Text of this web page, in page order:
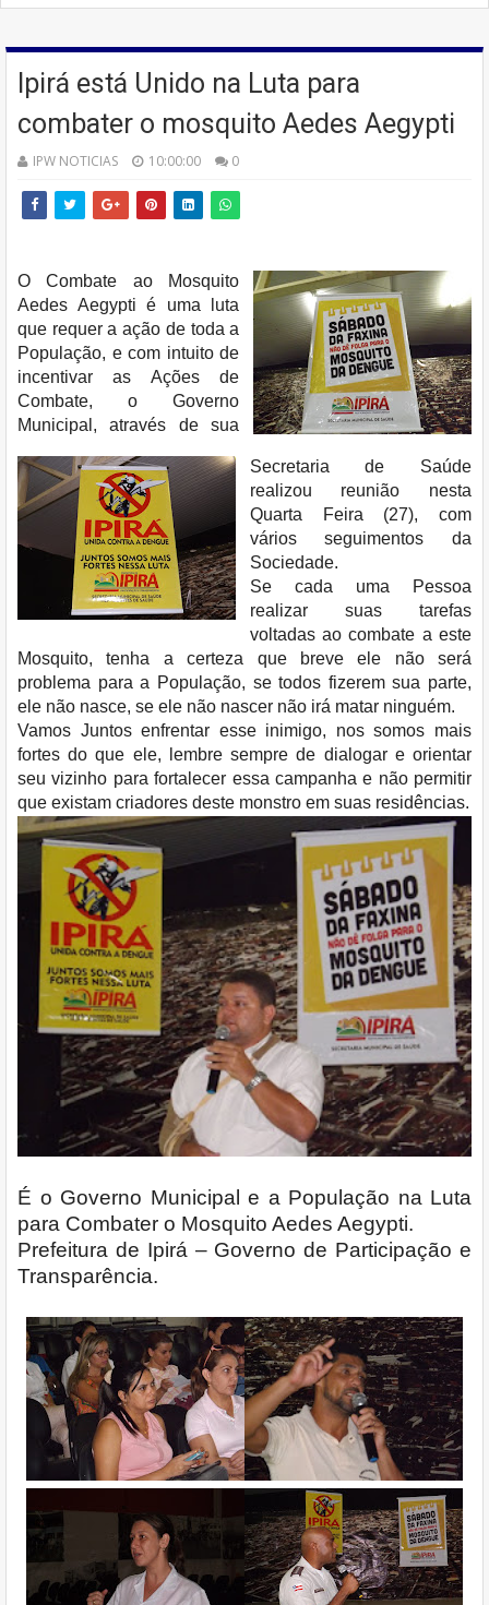
Ipirá está Unido na Luta para
combater o mosquito Aedes Aegypti
IPW NOTICIAS 10:00:00 0
O Combate ao Mosquito
Aedes Aegypti é uma luta
que requer a ação de toda a
População, e com intuito de
incentivar as Ações de
Combate, o Governo
Municipal, através de sua
Secretaria de Saúde
realizou reunião nesta
Quarta Feira (27), com
vários seguimentos da
Sociedade.
Se cada uma Pessoa
realizar suas tarefas
voltadas ao combate a este
Mosquito, tenha a certeza que breve ele não será
problema para a População, se todos fizerem sua parte,
ele não nasce, se ele não nascer não irá matar ninguém.
Vamos Juntos enfrentar esse inimigo, nos somos mais
fortes do que ele, lembre sempre de dialogar e orientar
seu vizinho para fortalecer essa campanha e não permitir
que existam criadores deste monstro em suas residências.
É o Governo Municipal e a População na Luta
para Combater o Mosquito Aedes Aegypti.
Prefeitura de Ipirá – Governo de Participação e
Transparência.